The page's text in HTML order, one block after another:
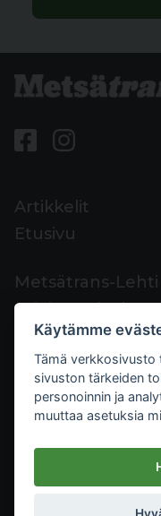
Artikkelit
Etusivu
Metsätrans-Lehti
Asiakaspalvelu
Yhteystiedot
Palaute
Mediakortti
Metsätrans-Lehti
2026
Käytämme
Tämä verkkosivusto
sivuston tärkeiden
personoinnin ja
muuttaa asetuksia